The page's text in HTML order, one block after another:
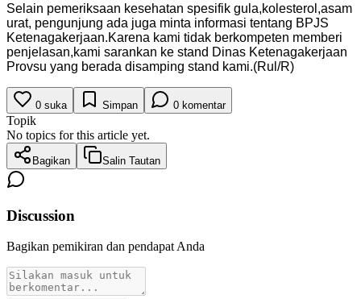
Selain pemeriksaan kesehatan spesifik gula,kolesterol,asam
urat, pengunjung ada juga minta informasi tentang BPJS
Ketenagakerjaan.Karena kami tidak berkompeten memberi
penjelasan,kami sarankan ke stand Dinas Ketenagakerjaan
Provsu yang berada disamping stand kami.(Rul/R)
0 suka Simpan 0 komentar
Topik
No topics for this article yet.
Bagikan Salin Tautan
Discussion
Bagikan pemikiran dan pendapat Anda